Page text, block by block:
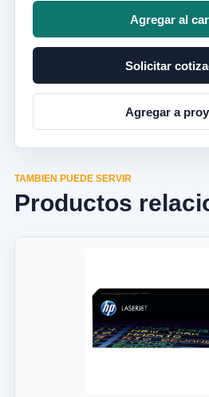
Agregar al
Solicitar
Agregar a
TAMBIEN PUEDE SERVIR
Productos